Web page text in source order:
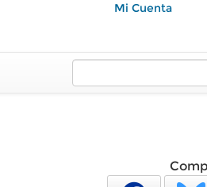
Mi Cuenta